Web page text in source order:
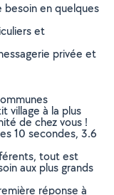
besoin en quelques
et
privée et
village à la plus
de chez vous !
10 secondes, 3.6
tout est
aux plus grands
réponse à